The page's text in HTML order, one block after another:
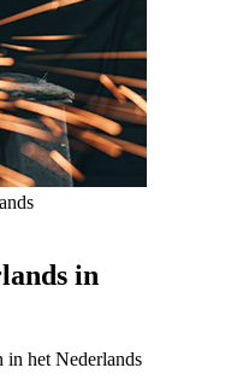
in
in het Nederlands